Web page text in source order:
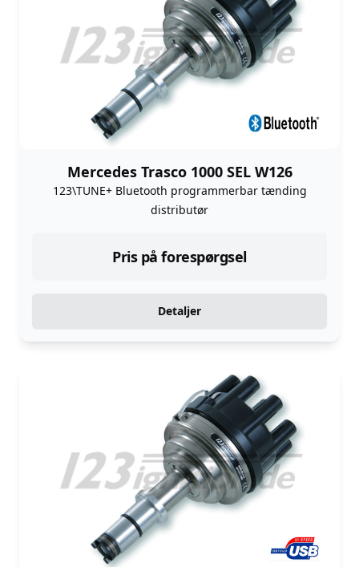
Mercedes Trasco 1000 SEL W126
123\TUNE+ Bluetooth programmerbar tænding
distributør
Pris på forespørgsel
Detaljer